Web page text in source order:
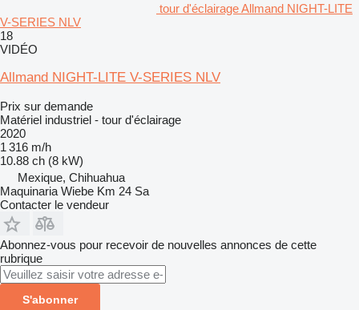
tour d'éclairage Allmand NIGHT-LITE
V-SERIES NLV
18
VIDÉO
Allmand NIGHT-LITE V-SERIES NLV
Prix sur demande
Matériel industriel - tour d'éclairage
2020
1 316 m/h
10.88 ch (8 kW)
Mexique, Chihuahua
Maquinaria Wiebe Km 24 Sa
Contacter le vendeur
Abonnez-vous pour recevoir de nouvelles annonces de cette
rubrique
S'abonner